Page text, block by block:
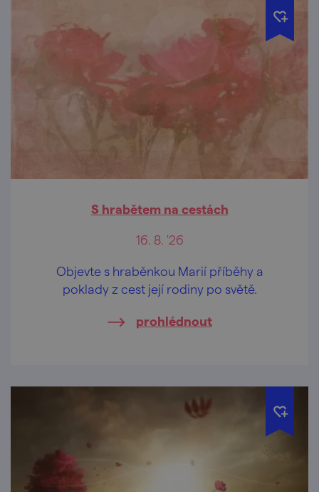
S hrabětem na cestách
16. 8. '26
Objevte s hraběnkou Marií příběhy a
poklady z cest její rodiny po světě.
prohlédnout